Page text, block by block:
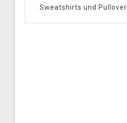
Sweatshirts und Pullover